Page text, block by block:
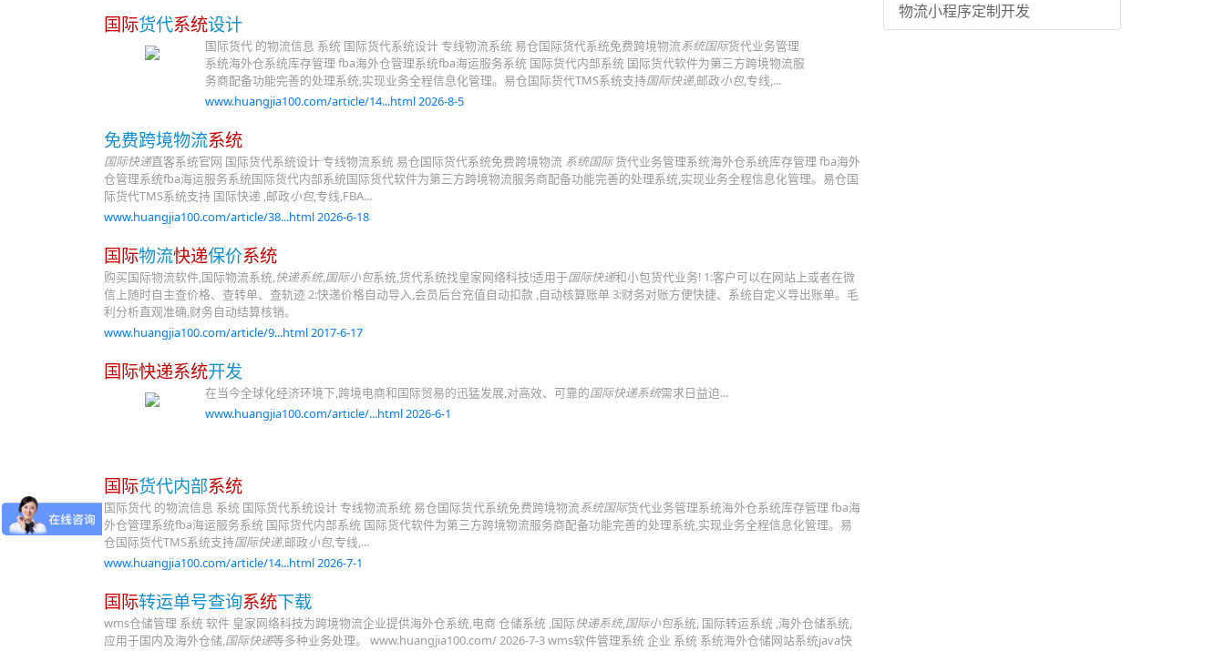
国际货代系统设计
国际货代 的物流信息 系统 国际货代系统设计 专线物流系统 易仓国际货代系统免费跨境物流系统国际货代业务管理
系统海外仓系统库存管理 fba海外仓管理系统fba海运服务系统 国际货代内部系统 国际货代软件为第三方跨境物流服
务商配备功能完善的处理系统,实现业务全程信息化管理。易仓国际货代TMS系统支持国际快递,邮政小包,专线,...
www.huangjia100.com/article/14...html 2026-8-5
免费跨境物流系统
国际快递直客系统官网 国际货代系统设计 专线物流系统 易仓国际货代系统免费跨境物流 系统国际货代业务管理系统海外仓系统库存管理 fba海外
仓管理系统fba海运服务系统国际货代内部系统国际货代软件为第三方跨境物流服务商配备功能完善的处理系统,实现业务全程信息化管理。易仓国
际货代TMS系统支持 国际快递 ,邮政小包,专线,FBA...
www.huangjia100.com/article/38...html 2026-6-18
国际物流快递保价系统
购买国际物流软件,国际物流系统,快递系统,国际小包系统,货代系统找皇家网络科技!适用于国际快递和小包货代业务! 1:客户可以在网站上或者在微
信上随时自主查价格、查转单、查轨迹 2:快递价格自动导入,会员后台充值自动扣款 ,自动核算账单 3:财务对账方便快捷、系统自定义导出账单。毛
利分析直观准确,财务自动结算核销。
www.huangjia100.com/article/9...html 2017-6-17
国际快递系统开发
在当今全球化经济环境下,跨境电商和国际贸易的迅猛发展,对高效、可靠的国际快递系统需求日益迫...
www.huangjia100.com/article/...html 2026-6-1
国际货代内部系统
国际货代 的物流信息 系统 国际货代系统设计 专线物流系统 易仓国际货代系统免费跨境物流系统国际货代业务管理系统海外仓系统库存管理 fba海
外仓管理系统fba海运服务系统 国际货代内部系统 国际货代软件为第三方跨境物流服务商配备功能完善的处理系统,实现业务全程信息化管理。易
仓国际货代TMS系统支持国际快递,邮政小包,专线,...
www.huangjia100.com/article/14...html 2026-7-1
国际转运单号查询系统下载
wms仓储管理 系统 软件 皇家网络科技为跨境物流企业提供海外仓系统,电商 仓储系统 ,国际快递系统,国际小包系统, 国际转运系统 ,海外仓储系统,
应用于国内及海外仓储,国际快递等多种业务处理。 www.huangjia100.com/ 2026-7-3 wms软件管理系统 企业 系统 系统海外仓储网站系统java快
物流小程序定制开发